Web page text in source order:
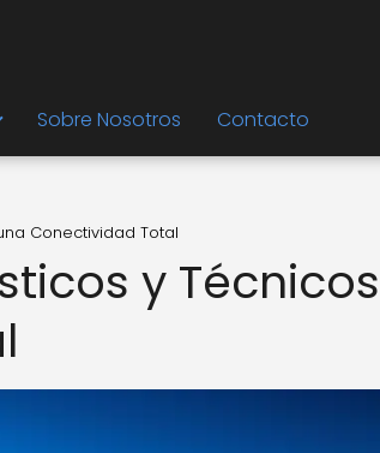
Sobre Nosotros Contacto
Conectividad Total
y Técnicos